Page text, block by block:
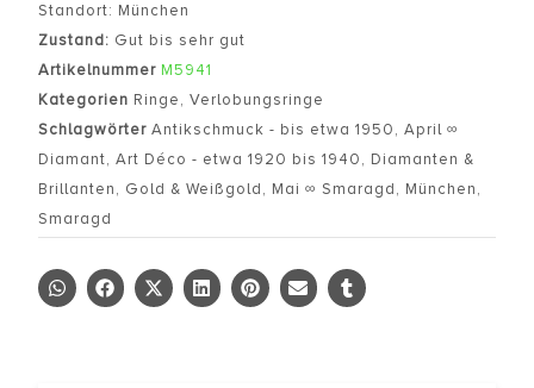
Standort: München
Zustand: Gut bis sehr gut
Artikelnummer M5941
Kategorien Ringe, Verlobungsringe
Schlagwörter Antikschmuck - bis etwa 1950, April ∞
Diamant, Art Déco - etwa 1920 bis 1940, Diamanten &
Brillanten, Gold & Weißgold, Mai ∞ Smaragd, München,
Smaragd